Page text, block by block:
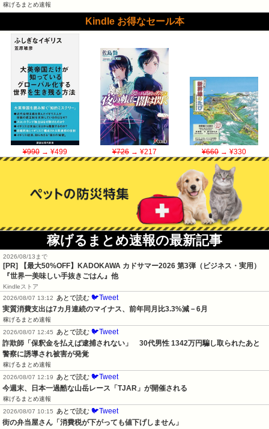
稼げるまとめ速報
Kindle お得なセール本
¥990→ ¥499 ¥726→ ¥217 ¥660→ ¥330
稼げるまとめ速報の最新記事
2026/08/13まで
[PR]
【最大50%OFF】KADOKAWA カドサマー2026 第3弾（ビジネス・実用）
『世界一美味しい手抜きごはん』他
Kindleストア
2026/08/07 13:12 あとで読む 🐦Tweet
実質消費支出は7カ月連続のマイナス、前年同月比3.3%減－6月
稼げるまとめ速報
2026/08/07 12:45 あとで読む 🐦Tweet
詐欺師「保釈金を払えば逮捕されない」　30代男性 1342万円騙し取られたあと
警察に誘導され被害が発覚
稼げるまとめ速報
2026/08/07 12:19 あとで読む 🐦Tweet
今週末、日本一過酷な山岳レース「TJAR」が開催される
稼げるまとめ速報
2026/08/07 10:15 あとで読む 🐦Tweet
街の弁当屋さん「消費税が下がっても値下げしません」